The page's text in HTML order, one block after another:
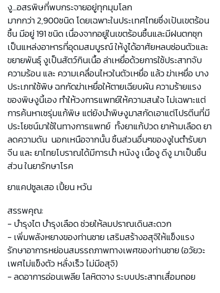
งู...อสรพิษที่พบกระจายอยู่ทุกมุมโลก
มากกว่า 2,900ชนิด โดยเฉพาะในประเทศไทยซึ่งเป้นเขตร้อน
ชื้น มีอยู่ 191 ชนิด เนื่องจากอยู่ในเขตร้อนชื้นและมีฝนตกชุก
เป็นแหล่งอาหารที่อุดมสมบูรณ์ ให้งูได้อาศัยหลบซ่อนตัวและ
ขยายพันธุ์ งูเป็นสัตว์กินเนื้อ ล่าเหยื่อด้วยการใช้ประสาทจับ
ความร้อน และ ความเคลื่อนไหวในตัวเหยื่อ แล้ว ฆ่าเหยื่อ บาง
ประเภทใช้พิษ ฉกกัดฆ่าเหยื่อให้ตายเฉียบผัน ความร้ายแรง
ของพิษงูนี้เอง ทำให้วงการแพทย์ให้ความสนใจ ไม่เฉพาะแต่
การค้นหาเซรุ่มแก้พิษ แต่ยังนำพิษงูมาสกัดเอาแต่โปรตีนที่มี
ประโยชน์มาใช้ในทางการแพทย์ ทั้งยาแก้ปวด ยาห้ามเลือด ยา
ลดความดัน นอกเหนือจากนั้น ชิ้นส่วนอื่นๆของงูในตำรับยา
จีน และ ยาไทยโบราณได้มีการนำ หนังงู เนื้องู ดีงู มาเป็นชิ้น
ส่วน ในยารักษาโรค
ยาแคปซูลเสอ เปี้ยน หวัน
สรรพคุณ:
- บำรุงไต บำรุงเลือด ช่วยให้ลมปราณเดินสะดวก
- เพิ่มพลังหยางของท่านชาย เสริมสร้างอสุจิให้แข็งแรง
รักษาอาการหย่อนสมรรถภาพทางเพศของท่านชาย (อวัยวะ
เพศไม่แข็งตัว หลั่งเร็ว ไม่มีอสุจิ)
- ลดอาการอ่อนเพลีย โลหิตจาง ระบบประสาทเสื่อมถอย